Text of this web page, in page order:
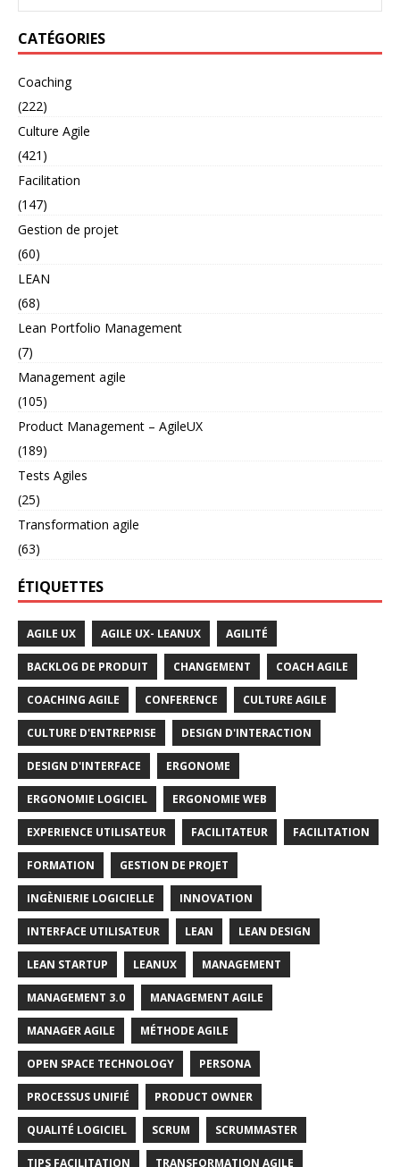
CATÉGORIES
Coaching
(222)
Culture Agile
(421)
Facilitation
(147)
Gestion de projet
(60)
LEAN
(68)
Lean Portfolio Management
(7)
Management agile
(105)
Product Management – AgileUX
(189)
Tests Agiles
(25)
Transformation agile
(63)
ÉTIQUETTES
AGILE UX AGILE UX- LEANUX AGILITÉ
BACKLOG DE PRODUIT CHANGEMENT COACH AGILE
COACHING AGILE CONFERENCE CULTURE AGILE
CULTURE D'ENTREPRISE DESIGN D'INTERACTION
DESIGN D'INTERFACE ERGONOME
ERGONOMIE LOGICIEL ERGONOMIE WEB
EXPERIENCE UTILISATEUR FACILITATEUR FACILITATION
FORMATION GESTION DE PROJET
INGÈNIERIE LOGICIELLE INNOVATION
INTERFACE UTILISATEUR LEAN LEAN DESIGN
LEAN STARTUP LEANUX MANAGEMENT
MANAGEMENT 3.0 MANAGEMENT AGILE
MANAGER AGILE MÉTHODE AGILE
OPEN SPACE TECHNOLOGY PERSONA
PROCESSUS UNIFIÉ PRODUCT OWNER
QUALITÉ LOGICIEL SCRUM SCRUMMASTER
TIPS FACILITATION TRANSFORMATION AGILE